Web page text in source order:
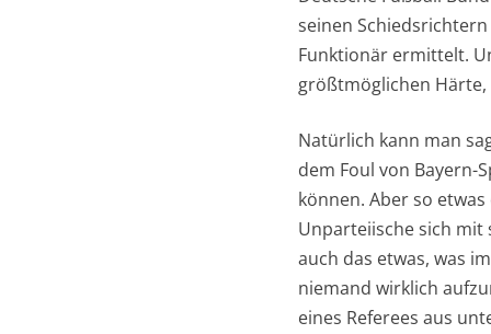
seinen
Funktionär ermittelt.
größtmöglichen Härte,
Natürlich kann man
dem Foul von Bayern-
können. Aber so
Unparteiische sich
auch das etwas, was
niemand wirklich
eines Referees aus